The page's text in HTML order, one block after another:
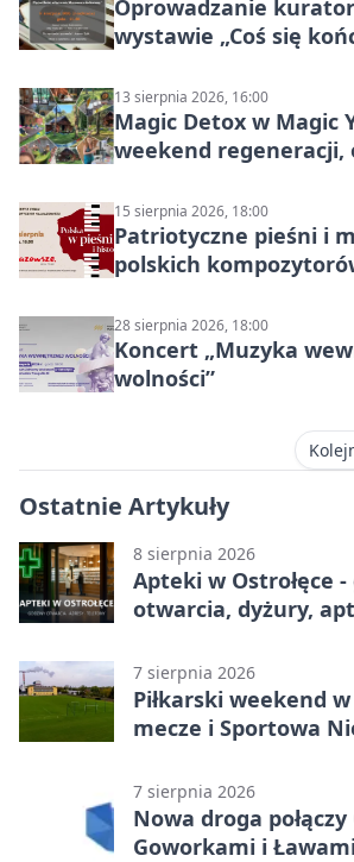
Oprowadzanie
wystawie „Coś się
Mazowsza do Korony”
13 sierpnia 2026, 16:00
Magic Detox w Magic
weekend regeneracji,
15 sierpnia 2026, 18:00
Patriotyczne pieśni i
polskich
28 sierpnia 2026, 18:00
Koncert „Muzyka
wolności”
Ostatnie Artykuły
8 sierpnia 2026
Apteki w Ostrołęce
otwarcia, dyżury,
7 sierpnia 2026
Piłkarski weekend
mecze i Sportowa
7 sierpnia 2026
Nowa droga połączy
Goworkami i